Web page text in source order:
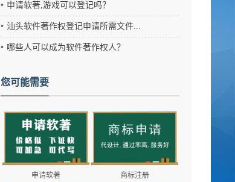
申请软著,游戏可以登记吗？
汕头软件著作权登记申请所需文件...
哪些人可以成为软件著作权人？
您可能需要
申请软著 商标注册